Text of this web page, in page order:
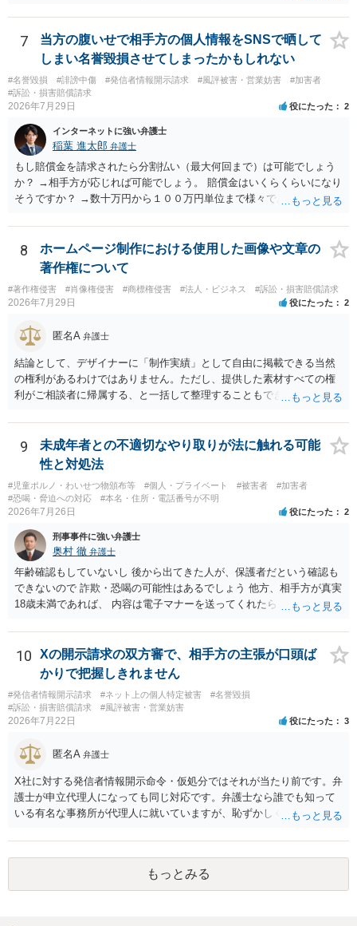
除等を求めることは避けたほうが良いかと思われます。
7
当方の腹いせで相手方の個人情報をSNSで晒して
しまい名誉毀損させてしまったかもしれない
#名誉毀損 #誹謗中傷 #発信者情報開示請求 #風評被害・営業妨害
#加害者
#訴訟・損害賠償請求
2026年7月29日 役にたった 2
インターネットに強い弁護士
稲葉 進太郎 弁護士
もし賠償金を請求されたら分割払い（最大何回まで）は可能でしょう
か？ →相手方が応じれば可能でしょう。 賠償金はいくらくらいになり
そうですか？ →数十万円から１００万円単位まで様々であり、不明で
渉が行われ、双方合意に至れば支払が開始され、決裂して相手方が訴
訟提起を選択すれば訴訟の中で解決がなされる流れが通常です。
8
ホームページ制作における使用した画像や文章の
著作権について
#著作権侵害 #肖像権侵害 #商標権侵害 #法人・ビジネス #訴訟・損害賠償請求
2026年7月29日 役にたった 2
匿名A 弁護士
結論として、デザイナーに「制作実績」として自由に掲載できる当然
の権利があるわけではありません。ただし、提供した素材すべての権
利がご相談者に帰属する、と一括して整理することもできません。 ご
身が著作権者です。 他方、ブランド名、文字主体のロゴ、商品情報、
短いキャッチコピー、販売コンセプトなどは、通常、著作物には当た
りません。ただし、ロゴに独自の図形やイラスト等が含まれる場合に
は、その表現部分が著作物となる可能性があります。 また、人物写真
の著作権は撮影者に、肖像に関する権利は被写体本人に帰属します
（著作権法2条・17条）。 ウェブサイト全体に当然に著作権が生じる
等は別として、一般的なレイアウトや配色、依頼者から提供された素
材を希望に沿って配置した部分には、通常、著作物性は認められにく
いと考えられます。仮に具体的な画面構成の一部に創作性が認められ
ても、その権利は当該部分に限られ、ご相談者の写真や文章等を制作
実績として掲載する権限まで当然に生じるものではありません。 もっ
の同意があれば別です。また、単に制作を担当した事実を記載した
り、公開中のサイトへリンクしたりする行為まで当然に禁止できると
は限りません。 人物写真については、通常のSNSへの無断掲載と同
様、掲載目的、態様、必要性、本人の特定可能性等から判断されま
す。営業目的であり、本人も掲載を拒否していることは、違法性を認
める方向の事情となりますが、自動的に肖像権侵害となるわけではあ
りません。 まず、見積書、メール、チャット、デザイナーの利用規約
を確認したうえで、「提供素材及びこれを含む画面の複製・SNS掲載
を許諾しない」と書面で明確に通知することをお勧めします。すでに
掲載された場合は、URL、掲載日時、画面を保存してから削除を求め
てください。
9
未成年者との不適切なやり取りが法に触れる可能
性と対処法
#児童ポルノ・わいせつ物頒布等 #個人・プライベート #被害者
#加害者
#恐喝・脅迫への対応
#本名・住所・電話番号が不明
2026年7月26日 役にたった 2
刑事事件に強い弁護士
奥村 徹 弁護士
年齢確認もしていないし 後から出てきた人が、保護者だという確認も
できないので 詐欺・恐喝の可能性はあるでしょう 他方、相手方が真実
18歳未満であれば、 内容は電子マナーを送ってくれたら自慰行為など
画の尺は10分ほど、服を着たままで胸を触って欲しい、などの要望を
して、要求された金額(1000円程度)の電子マネーを送信してしまいま
した。 そこから、撮影するまで暇なので顔の雰囲気の写真を交換して
欲しい、住んでいる都道府県と区を教えてと言われたので教えたりと
言ったやり取りをしていました。 というやりとりは、青少年条例違反
（わいせつ行為）の疑いがあります。18歳未満と知らなくても処罰可
10
Xの開示請求の双方審で、相手方の主張が口頭ば
かりで把握しきれません
#発信者情報開示請求 #ネット上の個人特定被害
#名誉毀損
#訴訟・損害賠償請求
#風評被害・営業妨害
2026年7月22日 役にたった 3
匿名A 弁護士
X社に対する発信者情報開示命令・仮処分ではそれが当たり前です。弁
護士が申立代理人になっても同じ対応です。弁護士なら誰でも知って
いる有名な事務所が代理人に就いていますが、恥ずかしくないのだろ
もっとみる